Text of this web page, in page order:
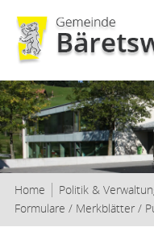
Home Politik &
Formulare / Merkblätter /